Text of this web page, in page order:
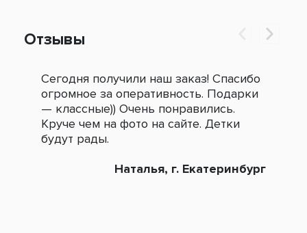
Отзывы
Сегодня получили наш заказ! Спасибо
огромное за оперативность. Подарки
— классные)) Очень понравились.
Круче чем на фото на сайте. Детки
будут рады.
Наталья, г. Екатеринбург